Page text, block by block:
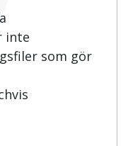
inte
som gör